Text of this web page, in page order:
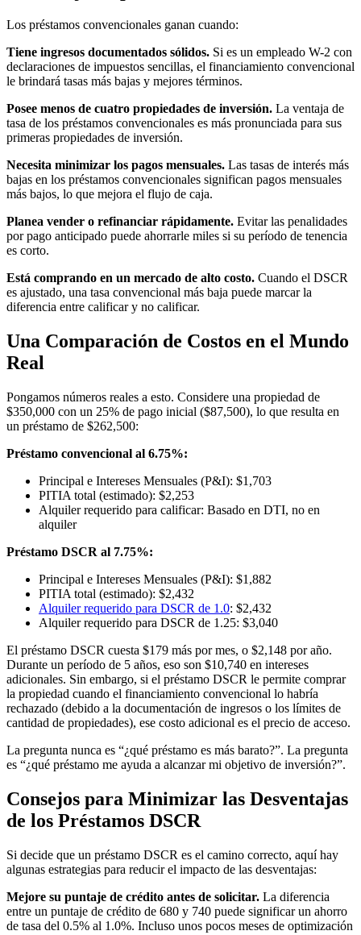
Los préstamos convencionales ganan cuando:
Tiene ingresos documentados sólidos. Si es un empleado W-2 con
declaraciones de impuestos sencillas, el financiamiento convencional
le brindará tasas más bajas y mejores términos.
Posee menos de cuatro propiedades de inversión. La ventaja de
tasa de los préstamos convencionales es más pronunciada para sus
primeras propiedades de inversión.
Necesita minimizar los pagos mensuales. Las tasas de interés más
bajas en los préstamos convencionales significan pagos mensuales
más bajos, lo que mejora el flujo de caja.
Planea vender o refinanciar rápidamente. Evitar las penalidades
por pago anticipado puede ahorrarle miles si su período de tenencia
es corto.
Está comprando en un mercado de alto costo. Cuando el DSCR
es ajustado, una tasa convencional más baja puede marcar la
diferencia entre calificar y no calificar.
Una Comparación de Costos en el Mundo
Real
Pongamos números reales a esto. Considere una propiedad de
$350,000 con un 25% de pago inicial ($87,500), lo que resulta en
un préstamo de $262,500:
Préstamo convencional al 6.75%:
Principal e Intereses Mensuales (P&I): $1,703
PITIA total (estimado): $2,253
Alquiler requerido para calificar: Basado en DTI, no en
alquiler
Préstamo DSCR al 7.75%:
Principal e Intereses Mensuales (P&I): $1,882
PITIA total (estimado): $2,432
Alquiler requerido para DSCR de 1.0: $2,432
Alquiler requerido para DSCR de 1.25: $3,040
El préstamo DSCR cuesta $179 más por mes, o $2,148 por año.
Durante un período de 5 años, eso son $10,740 en intereses
adicionales. Sin embargo, si el préstamo DSCR le permite comprar
la propiedad cuando el financiamiento convencional lo habría
rechazado (debido a la documentación de ingresos o los límites de
cantidad de propiedades), ese costo adicional es el precio de acceso.
La pregunta nunca es “¿qué préstamo es más barato?”. La pregunta
es “¿qué préstamo me ayuda a alcanzar mi objetivo de inversión?”.
Consejos para Minimizar las Desventajas
de los Préstamos DSCR
Si decide que un préstamo DSCR es el camino correcto, aquí hay
algunas estrategias para reducir el impacto de las desventajas:
Mejore su puntaje de crédito antes de solicitar. La diferencia
entre un puntaje de crédito de 680 y 740 puede significar un ahorro
de tasa del 0.5% al 1.0%. Incluso unos pocos meses de optimización